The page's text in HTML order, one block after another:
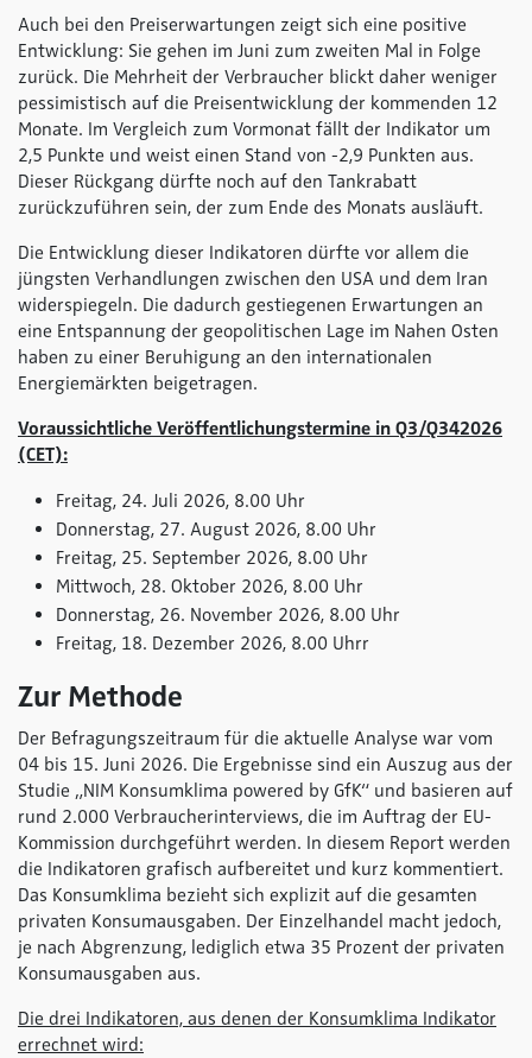
Auch bei den Preiserwartungen zeigt sich eine positive
Entwicklung: Sie gehen im Juni zum zweiten Mal in Folge
zurück. Die Mehrheit der Verbraucher blickt daher weniger
pessimistisch auf die Preisentwicklung der kommenden 12
Monate. Im Vergleich zum Vormonat fällt der Indikator um
2,5 Punkte und weist einen Stand von -2,9 Punkten aus.
Dieser Rückgang dürfte noch auf den Tankrabatt
zurückzuführen sein, der zum Ende des Monats ausläuft.
Die Entwicklung dieser Indikatoren dürfte vor allem die
jüngsten Verhandlungen zwischen den USA und dem Iran
widerspiegeln. Die dadurch gestiegenen Erwartungen an
eine Entspannung der geopolitischen Lage im Nahen Osten
haben zu einer Beruhigung an den internationalen
Energiemärkten beigetragen.
Voraussichtliche Veröffentlichungstermine in Q3/Q342026
(CET):
Freitag, 24. Juli 2026, 8.00 Uhr
Donnerstag, 27. August 2026, 8.00 Uhr
Freitag, 25. September 2026, 8.00 Uhr
Mittwoch, 28. Oktober 2026, 8.00 Uhr
Donnerstag, 26. November 2026, 8.00 Uhr
Freitag, 18. Dezember 2026, 8.00 Uhrr
Zur Methode
Der Befragungszeitraum für die aktuelle Analyse war vom
04 bis 15. Juni 2026. Die Ergebnisse sind ein Auszug aus der
Studie „NIM Konsumklima powered by GfK“ und basieren auf
rund 2.000 Verbraucherinterviews, die im Auftrag der EU-
Kommission durchgeführt werden. In diesem Report werden
die Indikatoren grafisch aufbereitet und kurz kommentiert.
Das Konsumklima bezieht sich explizit auf die gesamten
privaten Konsumausgaben. Der Einzelhandel macht jedoch,
je nach Abgrenzung, lediglich etwa 35 Prozent der privaten
Konsumausgaben aus.
Die drei Indikatoren, aus denen der Konsumklima Indikator
errechnet wird: